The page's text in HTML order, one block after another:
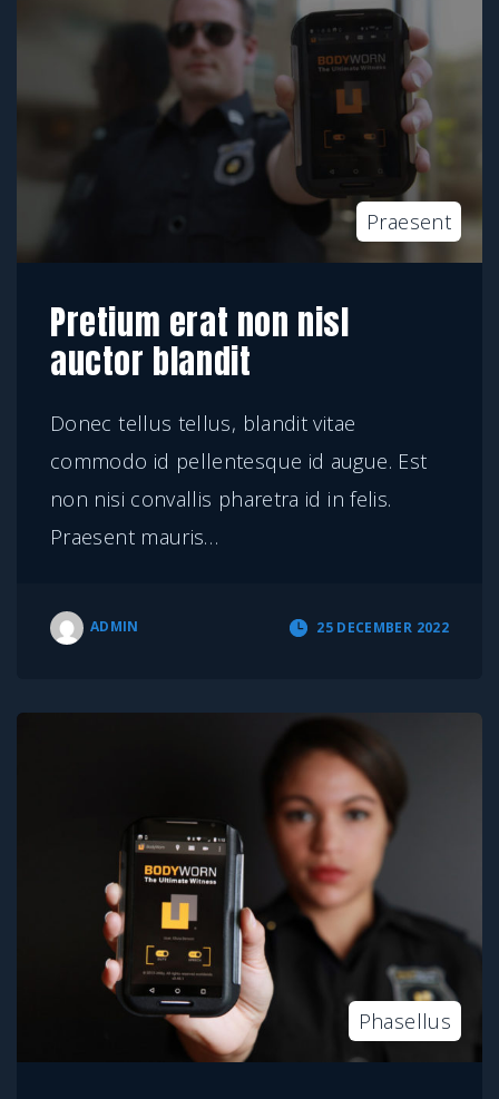
Praesent
Pretium erat non nisl
auctor blandit
Donec tellus tellus, blandit vitae
commodo id pellentesque id augue. Est
non nisi convallis pharetra id in felis.
Praesent mauris…
ADMIN 25 DECEMBER 2022
Phasellus